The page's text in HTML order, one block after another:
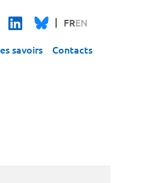
FREN
savoirs Contacts